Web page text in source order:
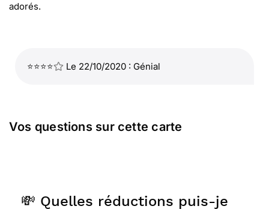
adorés.
⭐⭐⭐⭐ Le 22/10/2020 : Génial
Vos questions sur cette carte
💸 Quelles réductions puis-je